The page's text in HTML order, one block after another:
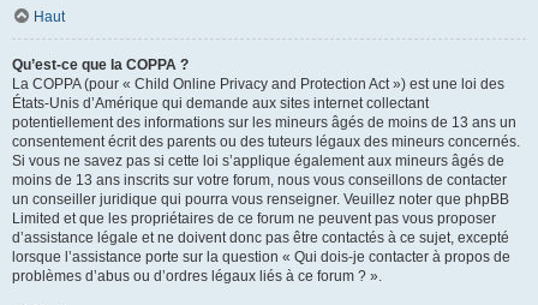
Haut
Qu’est-ce que la COPPA ?
La COPPA (pour « Child Online Privacy and Protection Act ») est une loi des
États-Unis d’Amérique qui demande aux sites internet collectant
potentiellement des informations sur les mineurs âgés de moins de 13 ans un
consentement écrit des parents ou des tuteurs légaux des mineurs concernés.
Si vous ne savez pas si cette loi s’applique également aux mineurs âgés de
moins de 13 ans inscrits sur votre forum, nous vous conseillons de contacter
un conseiller juridique qui pourra vous renseigner. Veuillez noter que phpBB
Limited et que les propriétaires de ce forum ne peuvent pas vous proposer
d’assistance légale et ne doivent donc pas être contactés à ce sujet, excepté
lorsque l’assistance porte sur la question « Qui dois-je contacter à propos de
problèmes d’abus ou d’ordres légaux liés à ce forum ? ».